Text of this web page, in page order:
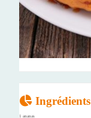
Ingrédients
1 ananas